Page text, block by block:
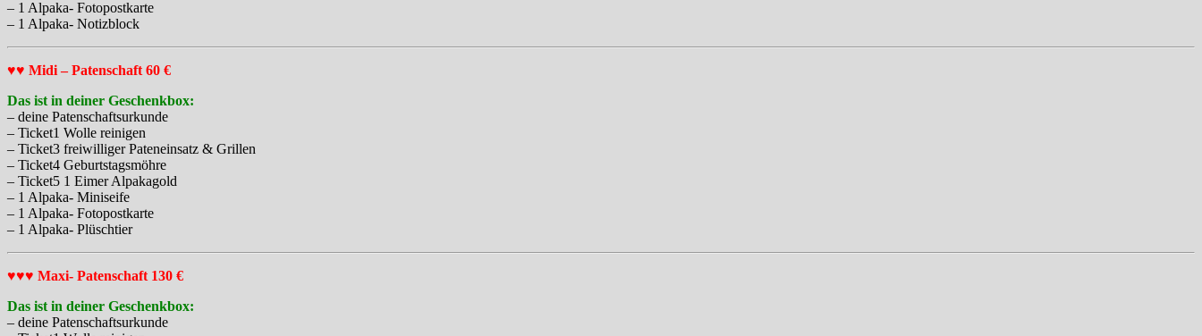
– 1 Alpaka- Fotopostkarte
– 1 Alpaka- Notizblock
♥♥ Midi – Patenschaft 60 €
Das ist in deiner Geschenkbox:
– deine Patenschaftsurkunde
– Ticket1 Wolle reinigen
– Ticket3 freiwilliger Pateneinsatz & Grillen
– Ticket4 Geburtstagsmöhre
– Ticket5 1 Eimer Alpakagold
– 1 Alpaka- Miniseife
– 1 Alpaka- Fotopostkarte
– 1 Alpaka- Plüschtier
♥♥♥ Maxi- Patenschaft 130 €
Das ist in deiner Geschenkbox:
– deine Patenschaftsurkunde